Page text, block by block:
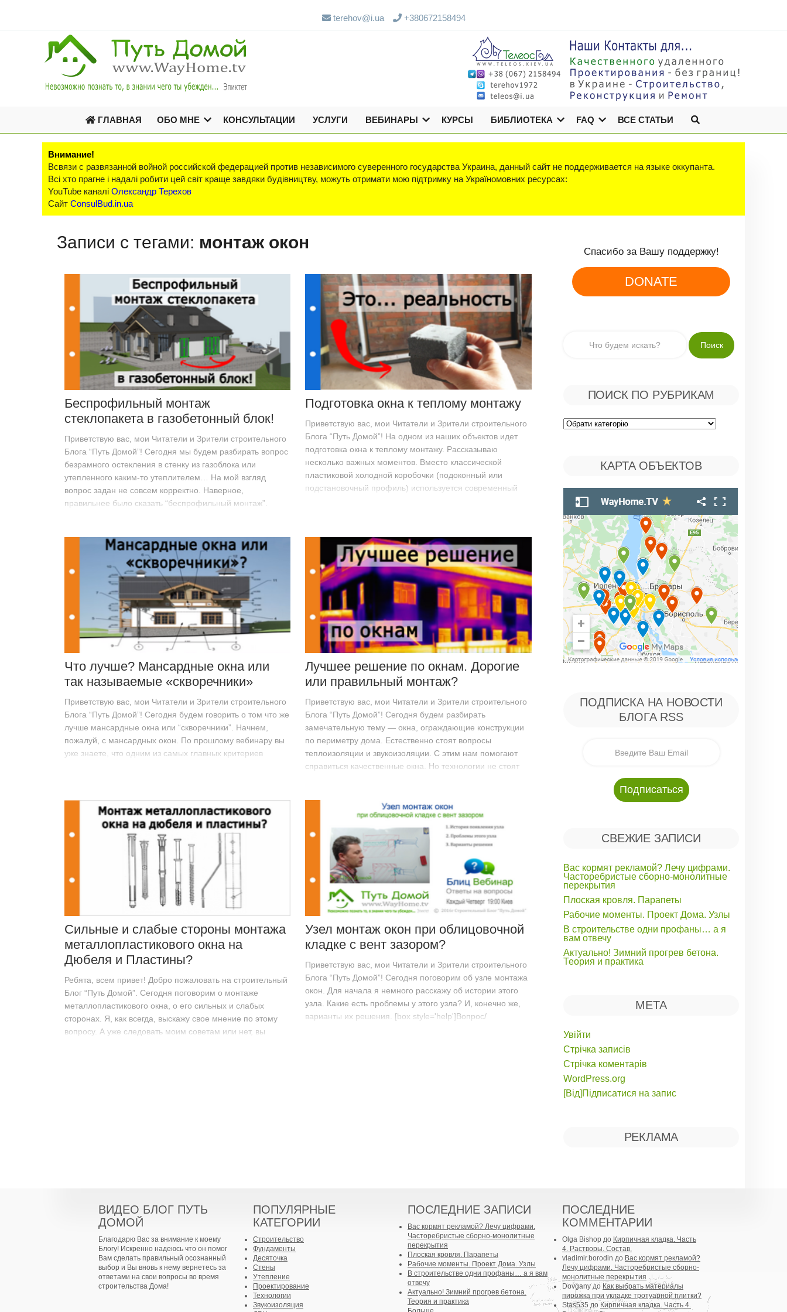
terehov@i.ua +380672158494
ГЛАВНАЯ ОБО МНЕ КОНСУЛЬТАЦИИ УСЛУГИ ВЕБИНАРЫ КУРСЫ БИБЛИОТЕКА FAQ ВСЕ СТАТЬИ
Внимание!
Всвязи с развязанной войной российской федерацией против независимого суверенного государства Украина, данный сайт не поддерживается на языке оккупанта.
Всі хто прагне і надалі робити цей світ краще завдяки будівництву, можуть отримати мою підтримку на Україномовних ресурсах:
YouTube каналі Олександр Терехов
Сайт ConsulBud.in.ua
Записи с тегами: монтаж окон
Беспрофильный монтаж
стеклопакета в газобетонный блок!
Приветствую вас, мои Читатели и Зрители строительного
Блога “Путь Домой”! Сегодня мы будем разбирать вопрос
безрамного остекления в стенку из газоблока или
утепленного каким-то утеплителем… На мой взгляд
вопрос задан не совсем корректно. Наверное,
правильнее было сказать “беспрофильный монтаж”.
Подготовка окна к теплому монтажу
Приветствую вас, мои Читатели и Зрители строительного
Блога “Путь Домой”! На одном из наших объектов идет
подготовка окна к теплому монтажу. Рассказываю
несколько важных моментов. Вместо классической
пластиковой холодной коробочки (подоконный или
подстановочный профиль) используется современный
Что лучше? Мансардные окна или
так называемые «скворечники»
Приветствую вас, мои Читатели и Зрители строительного
Блога “Путь Домой”! Сегодня будем говорить о том что же
лучше мансардные окна или “скворечники”. Начнем,
пожалуй, с мансардных окон. По прошлому вебинару вы
уже знаете, что одним из самых главных критериев
Лучшее решение по окнам. Дорогие
или правильный монтаж?
Приветствую вас, мои Читатели и Зрители строительного
Блога “Путь Домой”! Сегодня будем разбирать
замечательную тему — окна, ограждающие конструкции
по периметру дома. Естественно стоят вопросы
теплоизоляции и звукоизоляции. С этим нам помогают
справиться качественные окна. Но технологии не стоят
Сильные и слабые стороны монтажа
металлопластикового окна на
Дюбеля и Пластины?
Ребята, всем привет! Добро пожаловать на строительный
Блог “Путь Домой”. Сегодня поговорим о монтаже
металлопластикового окна, о его сильных и слабых
сторонах. Я, как всегда, выскажу свое мнение по этому
вопросу. А уже следовать моим советам или нет, вы
Узел монтаж окон при облицовочной
кладке с вент зазором?
Приветствую вас, мои Читатели и Зрители строительного
Блога “Путь Домой”! Сегодня поговорим об узле монтажа
окон. Для начала я немного расскажу об истории этого
узла. Какие есть проблемы у этого узла? И, конечно же,
варианты их решения. [box style='help']Вопрос/
Спасибо за Вашу поддержку!
DONATE
ПОИСК ПО РУБРИКАМ
Поиск
КАРТА ОБЪЕКТОВ
ПОДПИСКА НА НОВОСТИ
БЛОГА RSS
СВЕЖИЕ ЗАПИСИ
Вас кормят рекламой? Лечу цифрами.
Часторебристые сборно-монолитные
перекрытия
Плоская кровля. Парапеты
Рабочие моменты. Проект Дома. Узлы
В строительстве одни профаны… а я
вам отвечу
Актуально! Зимний прогрев бетона.
Теория и практика
МЕТА
Увійти
Стрічка записів
Стрічка коментарів
WordPress.org
[Від]Підписатися на запис
РЕКЛАМА
ВИДЕО БЛОГ ПУТЬ
ДОМОЙ
Благодарю Вас за внимание к моему
Блогу! Искренно надеюсь что он помог
Вам сделать правильный осознанный
выбор и Вы вновь к нему вернетесь за
ответами на свои вопросы во время
строительства Дома!
ПОПУЛЯРНЫЕ
КАТЕГОРИИ
Строительство
Фундаменты
Десяточка
Стены
Утепление
Проектирование
Технологии
Звукоизоляция
ПОСЛЕДНИЕ ЗАПИСИ
Вас кормят рекламой? Лечу цифрами.
Часторебристые сборно-монолитные
перекрытия
Плоская кровля. Парапеты
Рабочие моменты. Проект Дома. Узлы
В строительстве одни профаны… а я вам
отвечу
Актуально! Зимний прогрев бетона.
Теория и практика
ПОСЛЕДНИЕ
КОММЕНТАРИИ
Olga Bishop до Кирпичная кладка. Часть
4. Растворы. Состав.
vladimir.borodin до Вас кормят рекламой?
Лечу цифрами. Часторебристые сборно-
монолитные перекрытия
Dovganyдо Как выбрать материалы
пирожка при укладке тротуарной плитки?
Stas535 до Кирпичная кладка. Часть 4.